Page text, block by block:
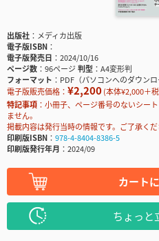
出版社
メディカ出版
電子版ISBN
電子版発売日
2024/10/16
ページ数
96ページ判型
A4変形判
フォーマット
PDF（パソコンへのダウンロ
電子版販売価格： ¥2,200(本体¥2,000＋
特記事項
小冊子、ページ番号のないシー
ません。
掲載内容は発行当時の情報です。ご了承くだ
印刷版ISBN
978-4-8404-8386-5
印刷版発行年月
2024/09
カート
ちょっと